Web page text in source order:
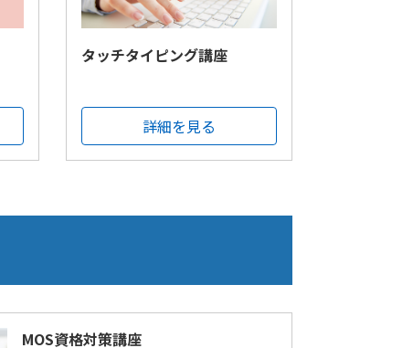
タッチタイピング講座
詳細を見る
MOS資格対策講座